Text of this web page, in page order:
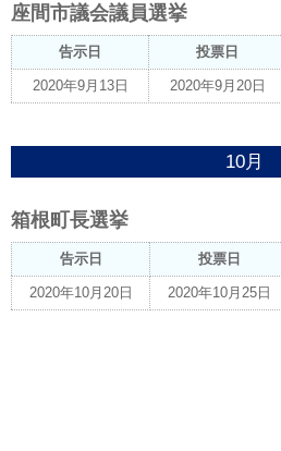
座間市議会議員選挙
告示日 投票日
2020年9月13日 2020年9月20日
10月
箱根町長選挙
告示日 投票日
2020年10月20日 2020年10月25日